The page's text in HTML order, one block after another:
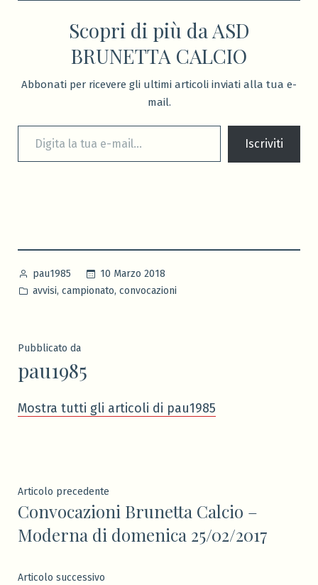
Scopri di più da ASD
BRUNETTA CALCIO
Abbonati per ricevere gli ultimi articoli inviati alla tua e-
mail.
Digita la tua e-mail...
Iscriviti
Pubblicato
da
pau1985
10 Marzo 2018
Pubblicato
avvisi, campionato, convocazioni
Pubblicato da
pau1985
Mostra tutti gli articoli di pau1985
Navigazione
articoli
Articolo precedente
precedente:
Convocazioni Brunetta Calcio –
Moderna di domenica 25/02/2017
Articolo successivo